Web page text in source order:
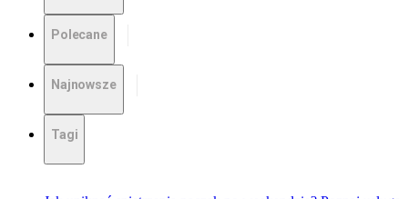
Polecane
Najnowsze
Tagi